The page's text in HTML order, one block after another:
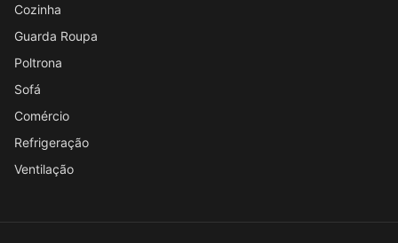
Cozinha
Guarda Roupa
Poltrona
Sofá
Comércio
Refrigeração
Ventilação